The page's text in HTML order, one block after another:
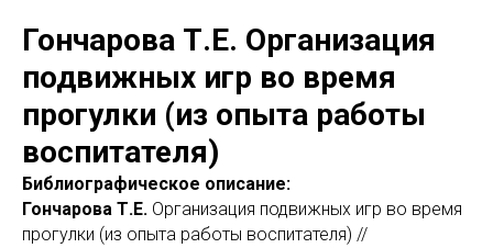
Гончарова Т.Е. Организация
подвижных игр во время
прогулки (из опыта работы
воспитателя)
Библиографическое описание:
Гончарова Т.Е. Организация подвижных игр во время
прогулки (из опыта работы воспитателя) //